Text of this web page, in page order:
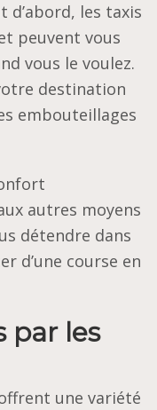
d’abord, les taxis
peuvent vous
vous le voulez.
destination
embouteillages
autres moyens
détendre dans
d’une course en
par les
une variété